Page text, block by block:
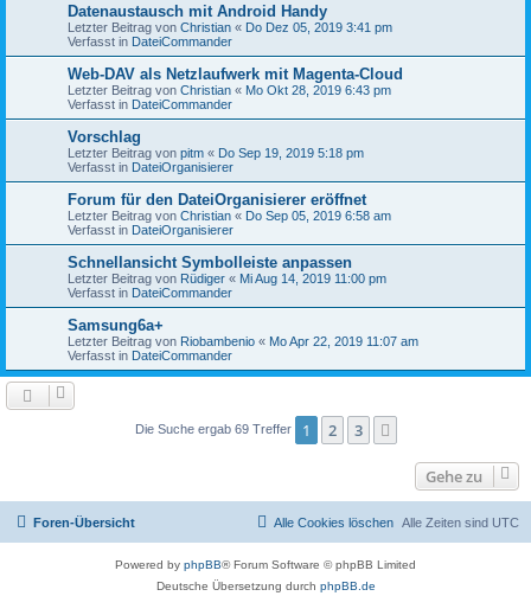
Datenaustausch mit Android Handy
Letzter Beitrag von Christian « Do Dez 05, 2019 3:41 pm
Verfasst in DateiCommander
Web-DAV als Netzlaufwerk mit Magenta-Cloud
Letzter Beitrag von Christian « Mo Okt 28, 2019 6:43 pm
Verfasst in DateiCommander
Vorschlag
Letzter Beitrag von pitm « Do Sep 19, 2019 5:18 pm
Verfasst in DateiOrganisierer
Forum für den DateiOrganisierer eröffnet
Letzter Beitrag von Christian « Do Sep 05, 2019 6:58 am
Verfasst in DateiOrganisierer
Schnellansicht Symbolleiste anpassen
Letzter Beitrag von Rüdiger « Mi Aug 14, 2019 11:00 pm
Verfasst in DateiCommander
Samsung6a+
Letzter Beitrag von Riobambenio « Mo Apr 22, 2019 11:07 am
Verfasst in DateiCommander
Die Suche ergab 69 Treffer 1 2 3
Gehe zu
Foren-Übersicht Alle Zeiten sind UTC
Alle Cookies löschen
Powered by phpBB® Forum Software © phpBB Limited
Deutsche Übersetzung durch phpBB.de